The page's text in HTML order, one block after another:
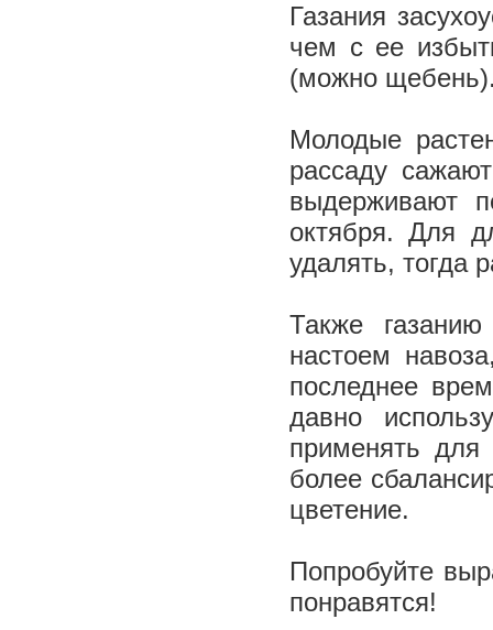
Газания
чем с ее
(можно
Молодые
рассаду
выдерживают
октября. Для
удалять, тогда
Также
настоем
последнее
давно
применять для
более
цветение.
Попробуйте
понравятся!